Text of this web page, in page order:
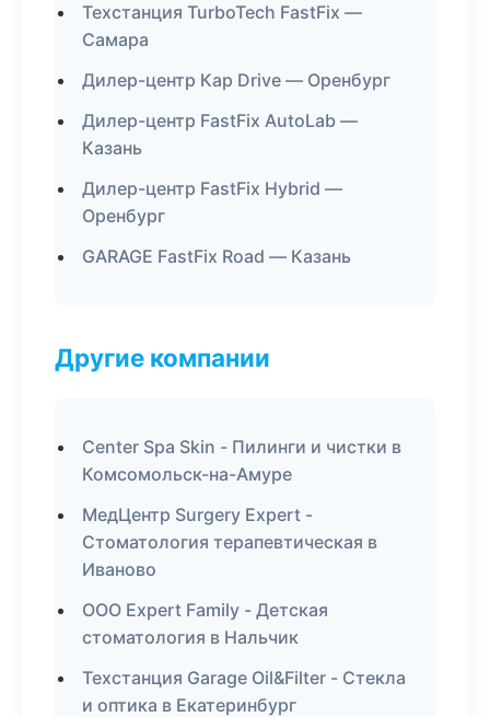
Техстанция TurboTech FastFix —
Самара
Дилер-центр Кар Drive — Оренбург
Дилер-центр FastFix AutoLab —
Казань
Дилер-центр FastFix Hybrid —
Оренбург
GARAGE FastFix Road — Казань
Другие компании
Center Spa Skin - Пилинги и чистки в
Комсомольск-на-Амуре
МедЦентр Surgery Expert -
Стоматология терапевтическая в
Иваново
ООО Expert Family - Детская
стоматология в Нальчик
Техстанция Garage Oil&Filter - Стекла
и оптика в Екатеринбург